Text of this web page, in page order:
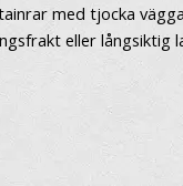
med tjocka
eller långsiktig